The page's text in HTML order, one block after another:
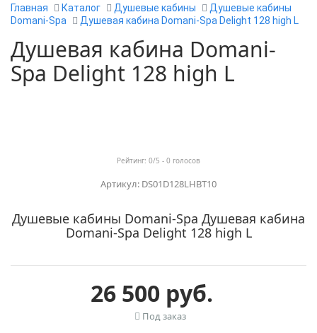
Главная Каталог Душевые кабины
Душевые кабины
Domani-Spa
Душевая кабина Domani-Spa Delight 128 high L
Душевая кабина Domani-
Spa Delight 128 high L
Рейтинг: 0/5 - 0 голосов
Артикул: DS01D128LHBT10
Душевые кабины Domani-Spa Душевая кабина
Domani-Spa Delight 128 high L
26 500 руб.
Под заказ